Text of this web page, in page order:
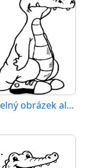
Tisknutelný obrázek aligátora